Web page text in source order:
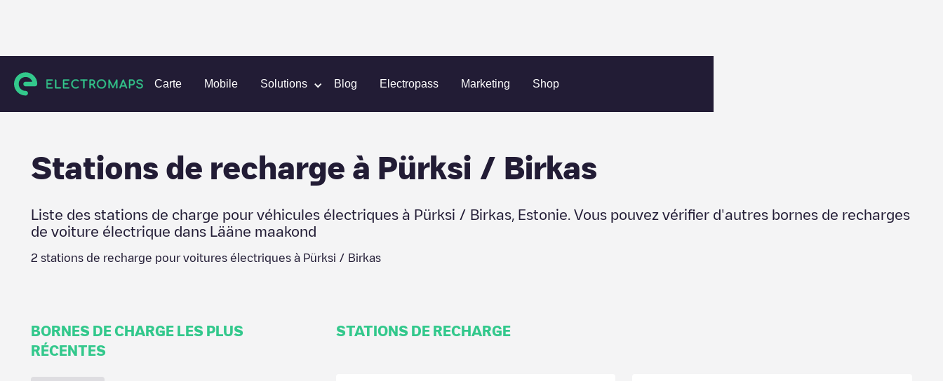
Carte Mobile Solutions Blog Electropass Marketing Shop
Charging stations Estonie Lääne maakond Pürksi / Birkas
Stations de recharge à Pürksi / Birkas
Liste des stations de charge pour véhicules électriques à Pürksi / Birkas Estonie . Vous pouvez vérifier d'autres bornes de recharges
de voiture électrique dans
Lääne maakond
2 stations de recharge pour voitures électriques à Pürksi / Birkas
BORNES DE CHARGE LES PLUS
RÉCENTES
STATIONS DE RECHARGE